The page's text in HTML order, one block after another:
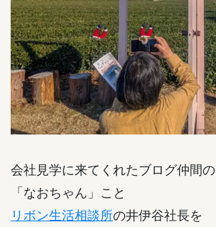
会社見学に来てくれたブログ仲間の
「なおちゃん」こと
リボン生活相談所の井伊谷社長を